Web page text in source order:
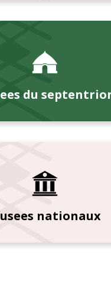
du
nationaux